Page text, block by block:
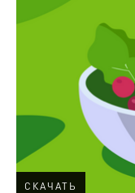
СКАЧАТЬ